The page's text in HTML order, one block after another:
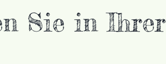
Sie in Ihrer